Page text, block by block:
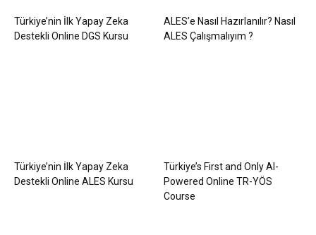
Türkiye’nin İlk Yapay Zeka
Destekli Online DGS Kursu
ALES’e Nasıl Hazırlanılır? Nasıl
ALES Çalışmalıyım ?
Türkiye’nin İlk Yapay Zeka
Destekli Online ALES Kursu
Türkiye’s First and Only AI-
Powered Online TR-YÖS
Course